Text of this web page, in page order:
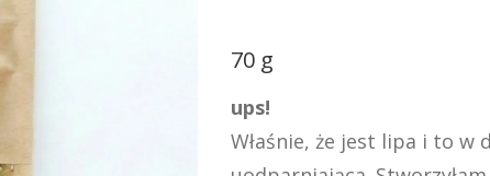
70 g
ups!
Właśnie, że jest lipa i to w